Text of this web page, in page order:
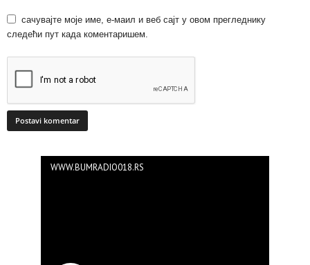
сачувајте моје име, е-маил и веб сајт у овом прегледнику
следећи пут када коментаришем.
WWW.BUMRADIO018.RS